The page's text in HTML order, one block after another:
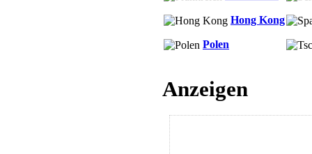
Hong Kong
Polen
Anzeigen